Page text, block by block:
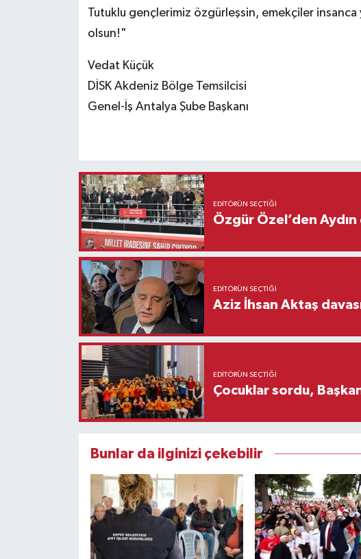
Tutuklu gençlerimiz özgürleşsin, emekçiler
olsun!"
Vedat Küçük
DİSK Akdeniz Bölge Temsilcisi
Genel-İş Antalya Şube Başkanı
EDITÖRÜN SEÇTIĞI
Özgür Özel’den Aydın
EDITÖRÜN SEÇTIĞI
Aziz İhsan Aktaş
EDITÖRÜN SEÇTIĞI
Çocuklar sordu,
Bunlar da ilginizi çekebilir